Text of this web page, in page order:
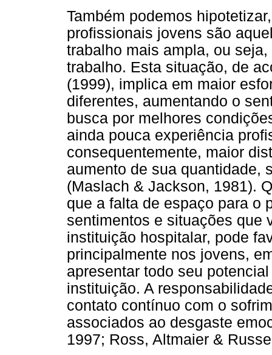
Também podemos
profissionais jovens são
trabalho mais ampla, ou
trabalho. Esta situação, de
(1999), implica em maior
diferentes, aumentando o
busca por melhores
ainda pouca experiência
consequentemente, maior
aumento de sua quantidade,
(Maslach & Jackson, 1981).
que a falta de espaço para o
sentimentos e situações que
instituição hospitalar, pode
principalmente nos jovens,
apresentar todo seu
instituição. A
contato contínuo com o
associados ao desgaste
1997; Ross, Altmaier &